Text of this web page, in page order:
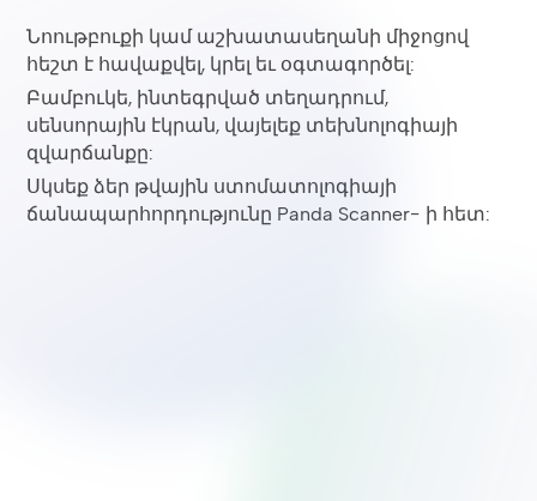
Նոութբուքի կամ աշխատասեղանի միջոցով
հեշտ է հավաքվել, կրել եւ օգտագործել:
Բամբուկե, ինտեգրված տեղադրում,
սենսորային էկրան, վայելեք տեխնոլոգիայի
զվարճանքը:
Սկսեք ձեր թվային ստոմատոլոգիայի
ճանապարհորդությունը Panda Scanner- ի հետ: